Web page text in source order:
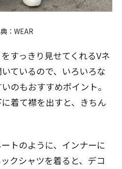
：WEAR
すっきり見せてくれるVネ
ているので、いろいろな
のもおすすめポイント。
着て襟を出すと、きちん
トのように、インナーに
クシャツを着ると、デコ